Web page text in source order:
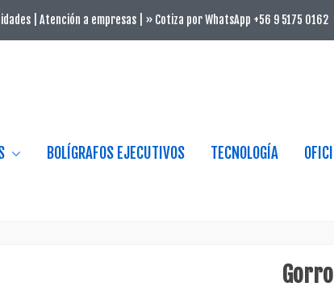
| Atención a empresas | » Cotiza por WhatsApp +56 9 5175 0162
BOLÍGRAFOS EJECUTIVOS TECNOLOGÍA